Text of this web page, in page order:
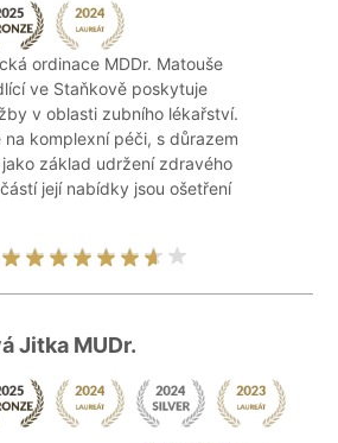
ordinace MDDr. Matouše
ve Staňkově poskytuje
v oblasti zubního lékařství.
na komplexní péči, s důrazem
základ udržení zdravého
její nabídky jsou ošetření
Jitka MUDr.